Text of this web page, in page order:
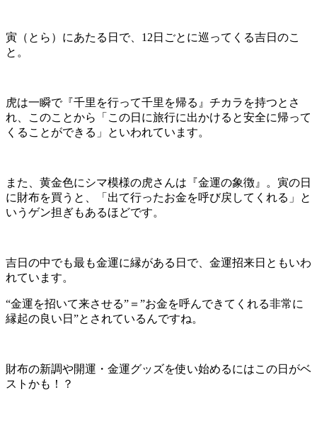
寅（とら）にあたる日で、12日ごとに巡ってくる吉日のこ
と。
虎は一瞬で『千里を行って千里を帰る』チカラを持つとさ
れ、このことから「この日に旅行に出かけると安全に帰って
くることができる」といわれています。
また、黄金色にシマ模様の虎さんは『金運の象徴』。寅の日
に財布を買うと、「出て行ったお金を呼び戻してくれる」と
いうゲン担ぎもあるほどです。
吉日の中でも最も金運に縁がある日で、金運招来日ともいわ
れています。
“金運を招いて来させる”＝”お金を呼んできてくれる非常に
縁起の良い日”とされているんですね。
財布の新調や開運・金運グッズを使い始めるにはこの日がベ
ストかも！？